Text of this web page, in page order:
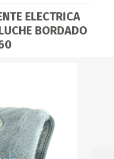
ELECTRICA
BORDADO